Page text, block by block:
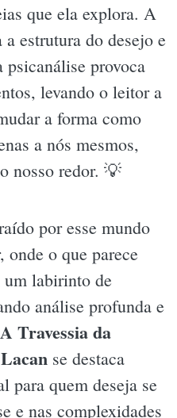
que ela explora. A
estrutura do desejo e
psicanálise provoca
levando o leitor a
a forma como
a nós mesmos,
nosso redor. 💡
por esse mundo
onde o que parece
labirinto de
análise profunda e
A Travessia da
se destaca
para quem deseja se
e nas complexidades